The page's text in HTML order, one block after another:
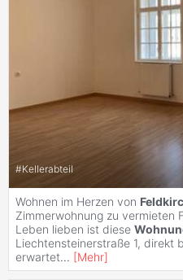
#Kellerabteil
Wohnen im Herzen von
Zimmerwohnung zu vermieten
Leben lieben ist diese
Liechtensteinerstraße 1, direkt
erwartet... [Mehr]